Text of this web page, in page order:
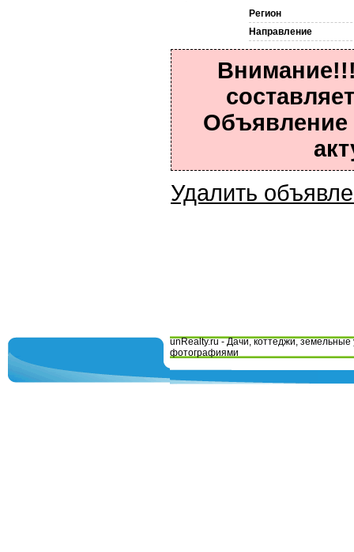
Регион
Направление
Объявление
Удалить
unRealty.ru - Дачи, коттеджи, земельные
фотографиями